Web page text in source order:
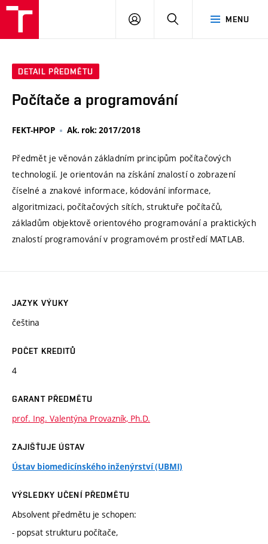
MENU
PŘIHLÁSIT
DETAIL PŘEDMĚTU
Počítače a programování
FEKT-HPOP Ak. rok: 2017/2018
Předmět je věnován základním principům počítačových
technologií. Je orientován na získání znalostí o zobrazení
číselné a znakové informace, kódování informace,
algoritmizaci, počítačových sítích, struktuře počítačů,
základům objektově orientového programování a praktických
znalostí programování v programovém prostředí MATLAB.
JAZYK VÝUKY
čeština
POČET KREDITŮ
4
GARANT PŘEDMĚTU
prof. Ing. Valentýna Provazník, Ph.D.
ZAJIŠŤUJE ÚSTAV
Ústav biomedicínského inženýrství (UBMI)
VÝSLEDKY UČENÍ PŘEDMĚTU
Absolvent předmětu je schopen:
- popsat strukturu počítače,